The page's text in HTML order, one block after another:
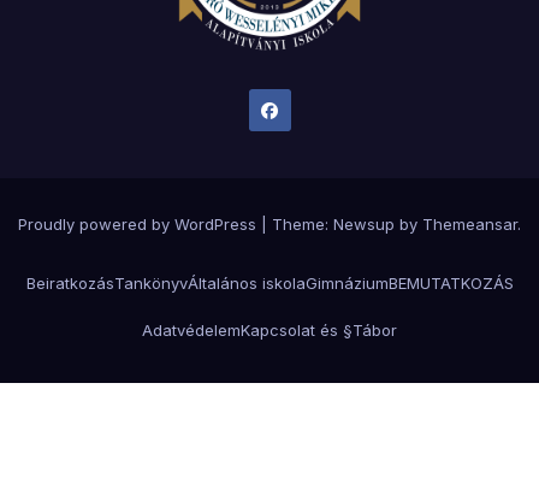
Proudly powered by WordPress Theme: Newsup by Themeansar.
BeiratkozásTankönyvÁltalános iskolaGimnáziumBEMUTATKOZÁS
AdatvédelemKapcsolat és §Tábor